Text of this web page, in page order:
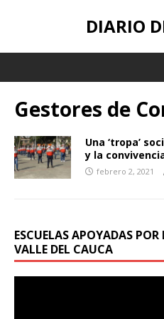
DIARIO
Gestores de
Una ‘tropa’
y la
febrero 2, 2021
ESCUELAS APOYADAS
VALLE DEL CAUCA